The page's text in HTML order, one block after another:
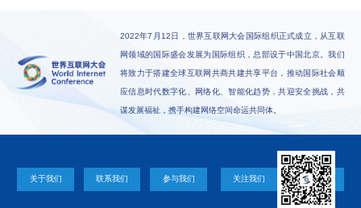
2022年7月12日，世界互联网大会国际组织正式成立，从互联
网领域的国际盛会发展为国际组织，总部设于中国北京。我们
将致力于搭建全球互联网共商共建共享平台，推动国际社会顺
应信息时代数字化、网络化、智能化趋势，共迎安全挑战，共
谋发展福祉，携手构建网络空间命运共同体。
关于我们 联系我们 参与我们 关注我们